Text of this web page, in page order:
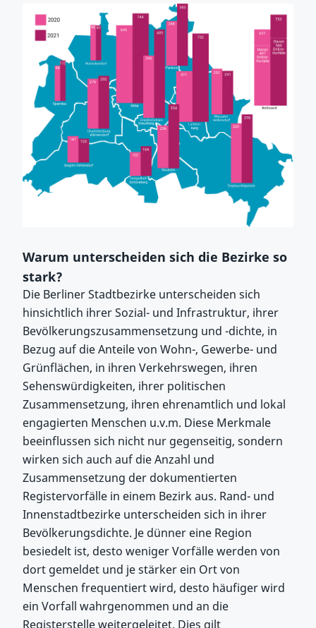
Warum unterscheiden sich die Bezirke so
stark?
Die Berliner Stadtbezirke unterscheiden sich
hinsichtlich ihrer Sozial- und Infrastruktur, ihrer
Bevölkerungszusammensetzung und -dichte, in
Bezug auf die Anteile von Wohn-, Gewerbe- und
Grünflächen, in ihren Verkehrswegen, ihren
Sehenswürdigkeiten, ihrer politischen
Zusammensetzung, ihren ehrenamtlich und lokal
engagierten Menschen u.v.m. Diese Merkmale
beeinflussen sich nicht nur gegenseitig, sondern
wirken sich auch auf die Anzahl und
Zusammensetzung der dokumentierten
Registervorfälle in einem Bezirk aus. Rand- und
Innenstadtbezirke unterscheiden sich in ihrer
Bevölkerungsdichte. Je dünner eine Region
besiedelt ist, desto weniger Vorfälle werden von
dort gemeldet und je stärker ein Ort von
Menschen frequentiert wird, desto häufiger wird
ein Vorfall wahrgenommen und an die
Registerstelle weitergeleitet. Dies gilt